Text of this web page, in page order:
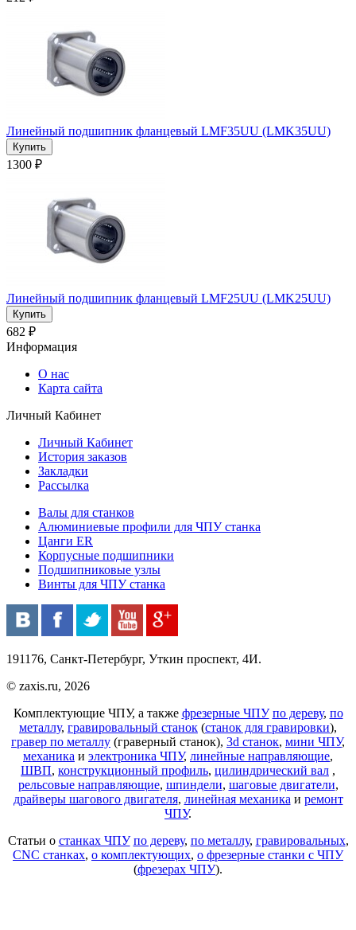
Линейный подшипник фланцевый LMF35UU (LMK35UU)
1300 ₽
Линейный подшипник фланцевый LMF25UU (LMK25UU)
682 ₽
Информация
О нас
Карта сайта
Личный Кабинет
Личный Кабинет
История заказов
Закладки
Рассылка
Валы для станков
Алюминиевые профили для ЧПУ станка
Цанги ER
Корпусные подшипники
Подшипниковые узлы
Винты для ЧПУ станка
191176, Санкт-Петербург, Уткин проспект, 4И.
© zaxis.ru, 2026
Комплектующие ЧПУ, а также фрезерные ЧПУ по дереву, по
металлу, гравировальный станок (станок для гравировки),
гравер по металлу (граверный станок), 3d станок, мини ЧПУ,
механика и электроника ЧПУ, линейные направляющие,
ШВП, конструкционный профиль, цилиндрический вал ,
рельсовые направляющие, шпиндели, шаговые двигатели,
драйверы шагового двигателя, линейная механика и ремонт
ЧПУ.
Статьи о станках ЧПУ по дереву, по металлу, гравировальных,
CNC станках, о комплектующих, о фрезерные станки с ЧПУ
(фрезерах ЧПУ).